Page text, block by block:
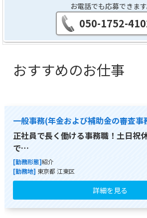
お電話でも応募できます
050-1752-
おすすめのお仕事
一般事務(年金および補助金の審査事
正社員で長く働ける事務職！土日祝
で…
[勤務形態]紹介
[勤務地] 東京都 江東区
詳細を見る